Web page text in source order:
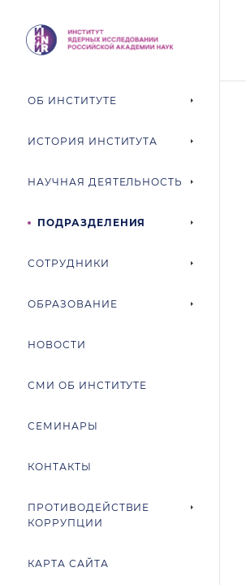
ОБ ИНСТИТУТЕ
ИСТОРИЯ ИНСТИТУТА
НАУЧНАЯ ДЕЯТЕЛЬНОСТЬ
ПОДРАЗДЕЛЕНИЯ
СОТРУДНИКИ
ОБРАЗОВАНИЕ
НОВОСТИ
СМИ ОБ ИНСТИТУТЕ
СЕМИНАРЫ
КОНТАКТЫ
ПРОТИВОДЕЙСТВИЕ
КОРРУПЦИИ
КАРТА САЙТА